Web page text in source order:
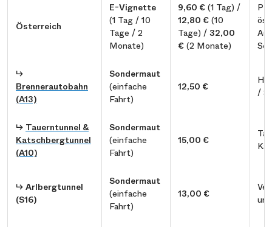
Österreich
E-Vignette
(1 Tag / 10
Tage / 2
Monate)
9,60 € (1 Tag) /
12,80 € (10
Tage) / 32,00
€ (2 Monate)
↳
Brennerautobahn
(A13)
Sondermaut
(einfache
Fahrt)
12,50 €
/
↳ Tauerntunnel &
Katschbergtunnel
(A10)
Sondermaut
(einfache
Fahrt)
15,00 €
↳ Arlbergtunnel
(S16)
Sondermaut
(einfache
Fahrt)
13,00 €